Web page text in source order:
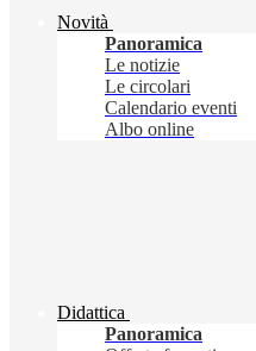
Novità
Panoramica
Le notizie
Le circolari
Calendario eventi
Albo online
Didattica
Panoramica